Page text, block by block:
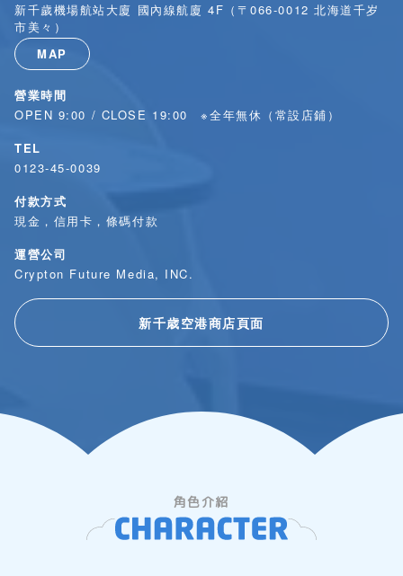
新千歲機場航站大廈 國內線航廈 4F（〒066-0012 北海道千岁
市美々）
MAP
營業時間
OPEN 9:00 / CLOSE 19:00 ※全年無休（常設店鋪）
TEL
0123-45-0039
付款方式
現金，信用卡，條碼付款
運營公司
Crypton Future Media, INC.
新千歳空港商店頁面
角色介紹